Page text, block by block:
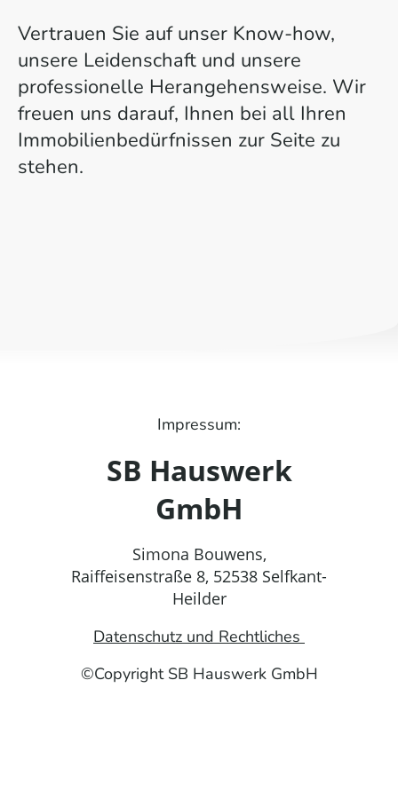
Vertrauen Sie auf unser Know-how,
unsere Leidenschaft und unsere
professionelle Herangehensweise. Wir
freuen uns darauf, Ihnen bei all Ihren
Immobilienbedürfnissen zur Seite zu
stehen.
Impressum:
SB Hauswerk
GmbH
Simona Bouwens,
Raiffeisenstraße 8, 52538 Selfkant-
Heilder
Datenschutz und Rechtliches
©Copyright SB Hauswerk GmbH